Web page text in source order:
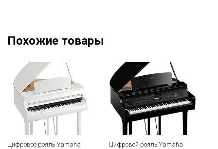
Похожие товары
Цифровое рояль Yamaha
Цифровой рояль Yamaha